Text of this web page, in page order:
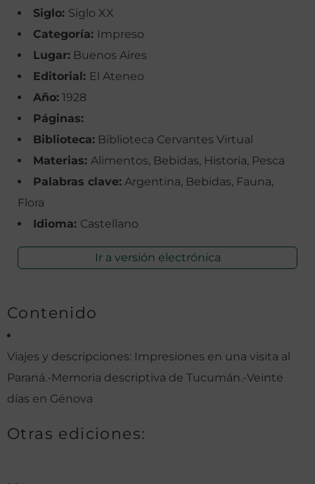
Siglo: Siglo XX
Categoría: Impreso
Lugar: Buenos Aires
Editorial: El Ateneo
Año: 1928
Páginas:
Biblioteca: Biblioteca Cervantes Virtual
Materias: Alimentos, Bebidas, Historia, Pesca
Palabras clave: Argentina, Bebidas, Fauna,
Flora
Idioma: Castellano
Ir a versión electrónica
Contenido
Viajes y descripciones: Impresiones en una visita al
Paraná.-Memoria descriptiva de Tucumán.-Veinte
días en Génova
Otras ediciones: